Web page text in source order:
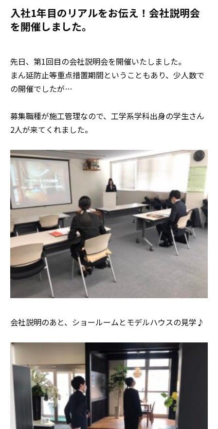
入社1年目のリアルをお伝え！会社説明会
を開催しました。
先日、第1回目の会社説明会を開催いたしました。
まん延防止等重点措置期間ということもあり、少人数で
の開催でしたが…
募集職種が施工管理なので、工学系学科出身の学生さん
2人が来てくれました。
会社説明のあと、ショールームとモデルハウスの見学♪